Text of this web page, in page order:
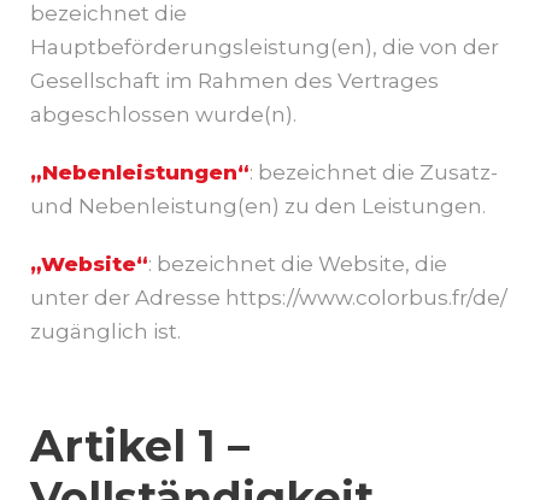
bezeichnet die
Hauptbeförderungsleistung(en), die von der
Gesellschaft im Rahmen des Vertrages
abgeschlossen wurde(n).
„Nebenleistungen“: bezeichnet die Zusatz-
und Nebenleistung(en) zu den Leistungen.
„Website“: bezeichnet die Website, die
unter der Adresse https://www.colorbus.fr/de/
zugänglich ist.
Artikel 1 –